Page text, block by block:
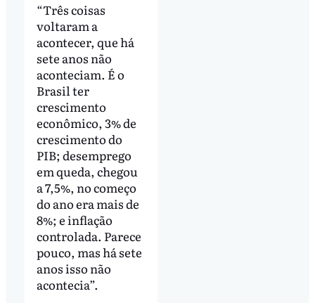
“Três coisas
voltaram a
acontecer, que há
sete anos não
aconteciam. É o
Brasil ter
crescimento
econômico, 3% de
crescimento do
PIB; desemprego
em queda, chegou
a 7,5%, no começo
do ano era mais de
8%; e inflação
controlada. Parece
pouco, mas há sete
anos isso não
acontecia”.